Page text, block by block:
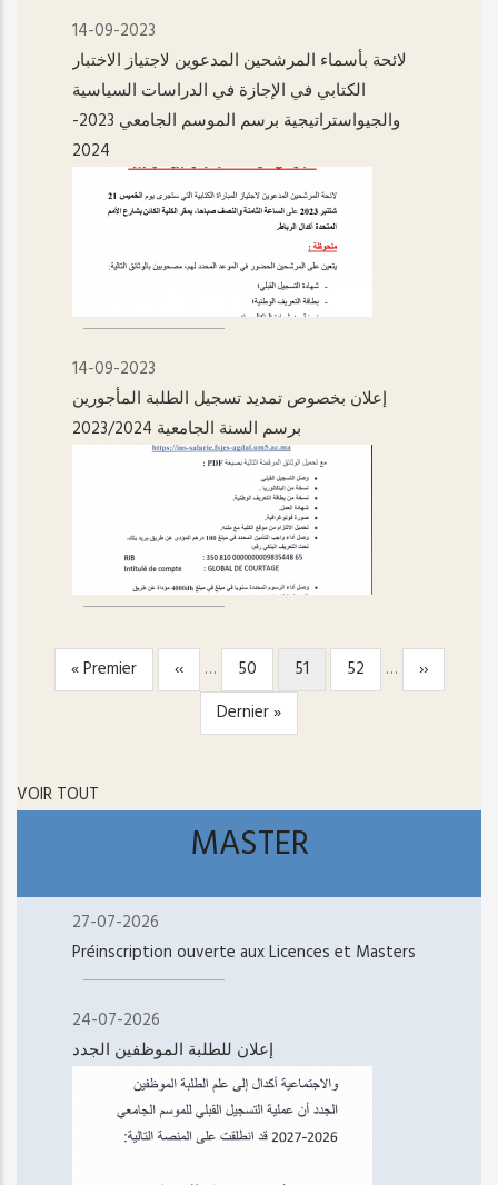
14-09-2023
لائحة بأسماء المرشحين المدعوين لاجتياز الاختبار
الكتابي في الإجازة في الدراسات السياسية
والجيواستراتيجية برسم الموسم الجامعي 2023-
2024
14-09-2023
إعلان بخصوص تمديد تسجيل الطلبة المأجورين
برسم السنة الجامعية 2023/2024
PAGINATION
Première
page
« Premier
Page
précédente
‹‹ … Page
50
Page
courante
51 Page
52 …
Page
suivante
››
Dernière
page
Dernier »
VOIR TOUT
MASTER
27-07-2026
Préinscription ouverte aux Licences et Masters
24-07-2026
إعلان للطلبة الموظفين الجدد